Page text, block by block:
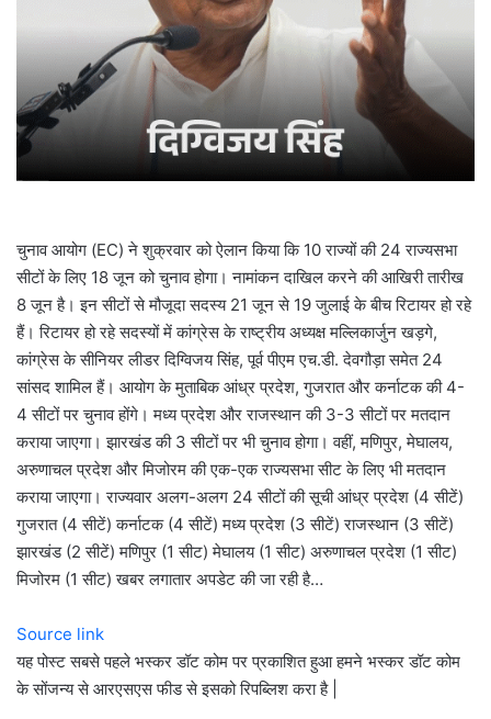
चुनाव आयोग (EC) ने शुक्रवार को ऐलान किया कि 10 राज्यों की 24 राज्यसभा
सीटों के लिए 18 जून को चुनाव होगा। नामांकन दाखिल करने की आखिरी तारीख
8 जून है। इन सीटों से मौजूदा सदस्य 21 जून से 19 जुलाई के बीच रिटायर हो रहे
हैं। रिटायर हो रहे सदस्यों में कांग्रेस के राष्ट्रीय अध्यक्ष मल्लिकार्जुन खड़गे,
कांग्रेस के सीनियर लीडर दिग्विजय सिंह, पूर्व पीएम एच.डी. देवगौड़ा समेत 24
सांसद शामिल हैं। आयोग के मुताबिक आंध्र प्रदेश, गुजरात और कर्नाटक की 4-
4 सीटों पर चुनाव होंगे। मध्य प्रदेश और राजस्थान की 3-3 सीटों पर मतदान
कराया जाएगा। झारखंड की 3 सीटों पर भी चुनाव होगा। वहीं, मणिपुर, मेघालय,
अरुणाचल प्रदेश और मिजोरम की एक-एक राज्यसभा सीट के लिए भी मतदान
कराया जाएगा। राज्यवार अलग-अलग 24 सीटों की सूची आंध्र प्रदेश (4 सीटें)
गुजरात (4 सीटें) कर्नाटक (4 सीटें) मध्य प्रदेश (3 सीटें) राजस्थान (3 सीटें)
झारखंड (2 सीटें) मणिपुर (1 सीट) मेघालय (1 सीट) अरुणाचल प्रदेश (1 सीट)
मिजोरम (1 सीट) खबर लगातार अपडेट की जा रही है…
Source link
यह पोस्ट सबसे पहले भस्कर डॉट कोम पर प्रकाशित हुआ हमने भस्कर डॉट कोम
के सोंजन्य से आरएसएस फीड से इसको रिपब्लिश करा है |